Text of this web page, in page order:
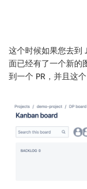
这个时候如果您去到
面已经有了一个新的
到一个 PR，并且这个